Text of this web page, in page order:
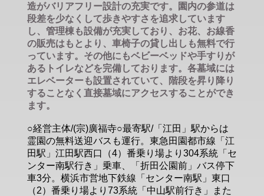
造がバリアフリー設計の充実です。園内の参道は
段差を少なくして歩きやすさを追求しています
し、管理棟も設備が充実しており、お花、お線香
の販売はもとより、車椅子の貸し出しも無料で行
っています。その他にもベビーベッドや手すりが
あるトイレなどを完備しております。各墓域には
エレベーターも設置されていて、階段を昇り降り
することなく直接墓域にアクセスすることができ
ます。
○経営主体/(宗)廣福寺○最寄駅/「江田」駅からは
霊園の無料送迎バスも運行。東急田園都市線「江
田駅」江田駅西口（4）番乗り場より304系統「セ
ンター南駅行き」乗車、「折田公園前」バス停下
車3分。横浜市営地下鉄線「センター南駅」東口
（2）番乗り場より73系統「中山駅前行き」また